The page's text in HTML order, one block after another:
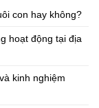
con hay không?
hoạt động tại địa
kinh nghiệm